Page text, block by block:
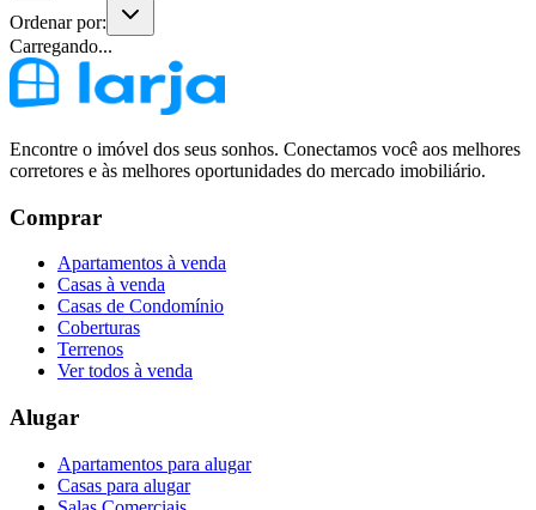
Ordenar por:
Carregando...
Encontre o imóvel dos seus sonhos. Conectamos você aos melhores
corretores e às melhores oportunidades do mercado imobiliário.
Comprar
Apartamentos à venda
Casas à venda
Casas de Condomínio
Coberturas
Terrenos
Ver todos à venda
Alugar
Apartamentos para alugar
Casas para alugar